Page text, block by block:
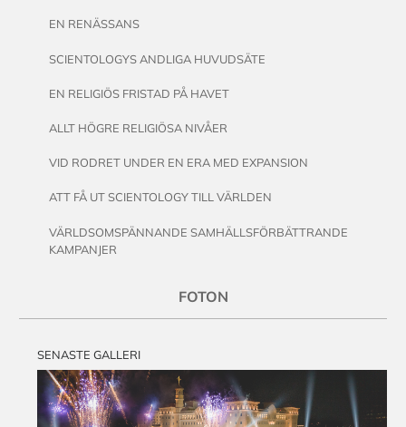
EN RENÄSSANS
SCIENTOLOGYS ANDLIGA HUVUDSÄTE
EN RELIGIÖS FRISTAD PÅ HAVET
ALLT HÖGRE RELIGIÖSA NIVÅER
VID RODRET UNDER EN ERA MED EXPANSION
ATT FÅ UT SCIENTOLOGY TILL VÄRLDEN
VÄRLDSOMSPÄNNANDE SAMHÄLLSFÖRBÄTTRANDE
KAMPANJER
FOTON
SENASTE GALLERI